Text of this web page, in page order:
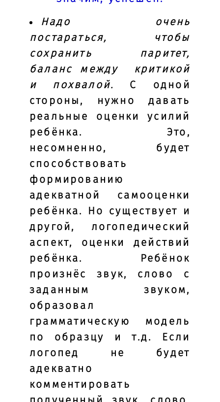
Надо очень
постараться, чтобы
сохранить паритет,
баланс между критикой
и похвалой.
С одной
стороны, нужно давать
реальные оценки усилий
ребёнка. Это,
несомненно, будет
способствовать
формированию
адекватной самооценки
ребёнка. Но существует и
другой, логопедический
аспект, оценки действий
ребёнка. Ребёнок
произнёс звук, слово с
заданным звуком,
образовал
грамматическую модель
по образцу и т.д. Если
логопед не будет
адекватно
комментировать